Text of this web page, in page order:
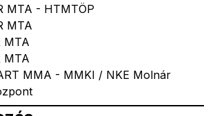
MTA - HTMTÖP
MTA
MTA
MTA
MMA - MMKI / NKE Molnár